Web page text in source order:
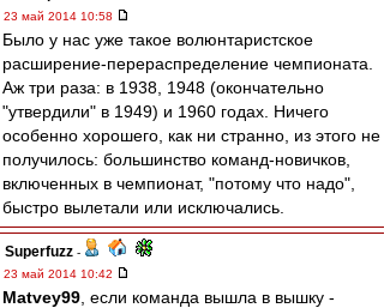
23 май 2014 10:58
Было у нас уже такое волюнтаристское
расширение-перераспределение чемпионата.
Аж три раза: в 1938, 1948 (окончательно
"утвердили" в 1949) и 1960 годах. Ничего
особенно хорошего, как ни странно, из этого не
получилось: большинство команд-новичков,
включенных в чемпионат, "потому что надо",
быстро вылетали или исключались.
Superfuzz -
23 май 2014 10:42
Matvey99 , если команда вышла в вышку -